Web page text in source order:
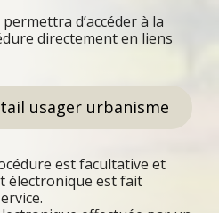
d’accéder à la
directement en liens
usager urbanisme
est facultative et
électronique est fait